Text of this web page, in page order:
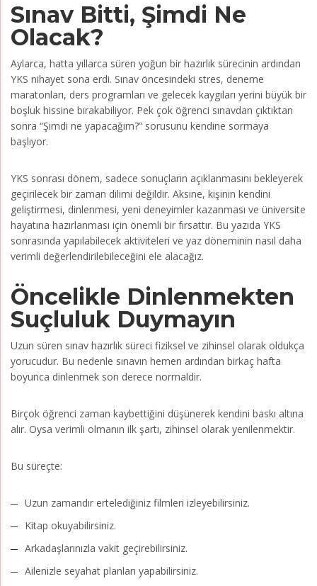
Sınav Bitti, Şimdi Ne
Olacak?
Aylarca, hatta yıllarca süren yoğun bir hazırlık sürecinin ardından
YKS nihayet sona erdi. Sınav öncesindeki stres, deneme
maratonları, ders programları ve gelecek kaygıları yerini büyük bir
boşluk hissine bırakabiliyor. Pek çok öğrenci sınavdan çıktıktan
sonra “Şimdi ne yapacağım?” sorusunu kendine sormaya
başlıyor.
YKS sonrası dönem, sadece sonuçların açıklanmasını bekleyerek
geçirilecek bir zaman dilimi değildir. Aksine, kişinin kendini
geliştirmesi, dinlenmesi, yeni deneyimler kazanması ve üniversite
hayatına hazırlanması için önemli bir fırsattır. Bu yazıda YKS
sonrasında yapılabilecek aktiviteleri ve yaz döneminin nasıl daha
verimli değerlendirilebileceğini ele alacağız.
Öncelikle Dinlenmekten
Suçluluk Duymayın
Uzun süren sınav hazırlık süreci fiziksel ve zihinsel olarak oldukça
yorucudur. Bu nedenle sınavın hemen ardından birkaç hafta
boyunca dinlenmek son derece normaldir.
Birçok öğrenci zaman kaybettiğini düşünerek kendini baskı altına
alır. Oysa verimli olmanın ilk şartı, zihinsel olarak yenilenmektir.
Bu süreçte:
Uzun zamandır ertelediğiniz filmleri izleyebilirsiniz.
Kitap okuyabilirsiniz.
Arkadaşlarınızla vakit geçirebilirsiniz.
Ailenizle seyahat planları yapabilirsiniz.